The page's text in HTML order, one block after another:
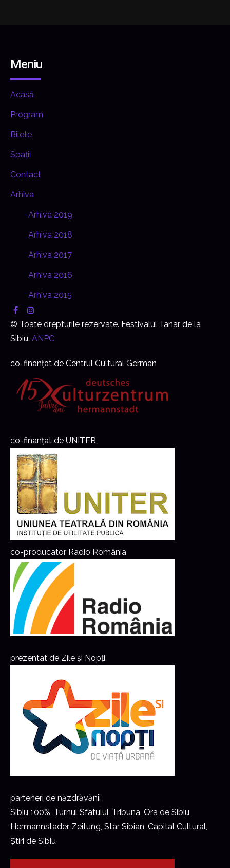
Meniu
Acasă
Program
Bilete
Spații
Contact
Arhiva
Arhiva 2019
Arhiva 2018
Arhiva 2017
Arhiva 2016
Arhiva 2015
© Toate drepturile rezervate. Festivalul Tanar de la
Sibiu. ANPC
co-finanțat de Centrul Cultural German
co-finanțat de UNITER
co-producator Radio România
prezentat de Zile și Nopți
parteneri de năzdrăvănii
Sibiu 100%, Turnul Sfatului, Tribuna, Ora de Sibiu,
Hermannstader Zeitung, Star Sibian, Capital Cultural,
Știri de Sibiu